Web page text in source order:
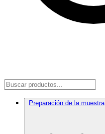
Preparación de la muestra